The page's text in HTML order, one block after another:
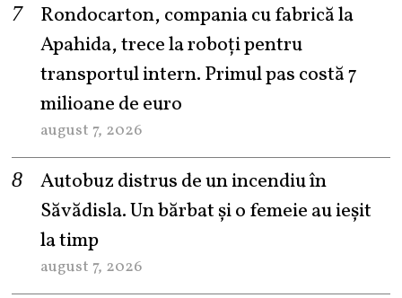
Rondocarton, compania cu fabrică la
Apahida, trece la roboți pentru
transportul intern. Primul pas costă 7
milioane de euro
august 7, 2026
Autobuz distrus de un incendiu în
Săvădisla. Un bărbat și o femeie au ieșit
la timp
august 7, 2026